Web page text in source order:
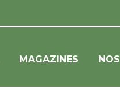
MAGAZINES